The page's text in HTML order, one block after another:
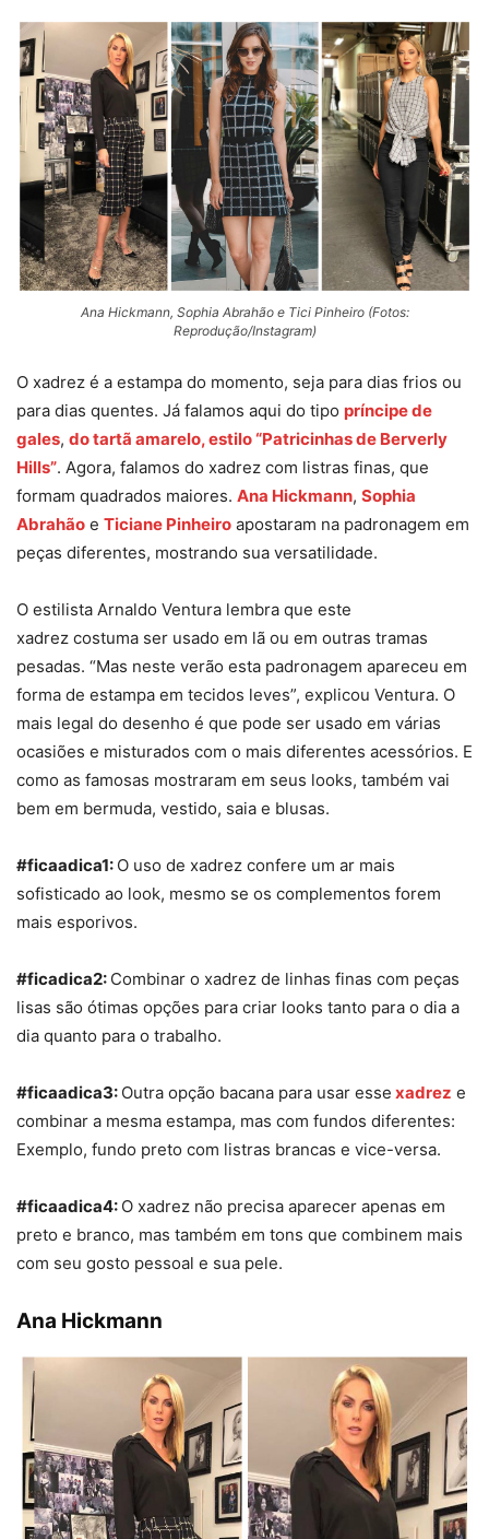
Ana Hickmann, Sophia Abrahão e Tici Pinheiro (Fotos:
Reprodução/Instagram)
O xadrez é a estampa do momento, seja para dias frios ou
para dias quentes. Já falamos aqui do tipo príncipe de
gales, do tartã amarelo, estilo “Patricinhas de Berverly
Hills”. Agora, falamos do xadrez com listras finas, que
formam quadrados maiores. Ana Hickmann, Sophia
Abrahão e Ticiane Pinheiro apostaram na padronagem em
peças diferentes, mostrando sua versatilidade.
O estilista Arnaldo Ventura lembra que este
xadrez costuma ser usado em lã ou em outras tramas
pesadas. “Mas neste verão esta padronagem apareceu em
forma de estampa em tecidos leves”, explicou Ventura. O
mais legal do desenho é que pode ser usado em várias
ocasiões e misturados com o mais diferentes acessórios. E
como as famosas mostraram em seus looks, também vai
bem em bermuda, vestido, saia e blusas.
#ficaadica1: O uso de xadrez confere um ar mais
sofisticado ao look, mesmo se os complementos forem
mais esporivos.
#ficadica2: Combinar o xadrez de linhas finas com peças
lisas são ótimas opções para criar looks tanto para o dia a
dia quanto para o trabalho.
#ficaadica3: Outra opção bacana para usar esse xadrez e
combinar a mesma estampa, mas com fundos diferentes:
Exemplo, fundo preto com listras brancas e vice-versa.
#ficaadica4: O xadrez não precisa aparecer apenas em
preto e branco, mas também em tons que combinem mais
com seu gosto pessoal e sua pele.
Ana Hickmann